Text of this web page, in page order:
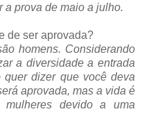
a prova de maio a julho.
de ser aprovada?
homens. Considerando
a diversidade a entrada
dizer que você deva
aprovada, mas a vida é
devido a uma